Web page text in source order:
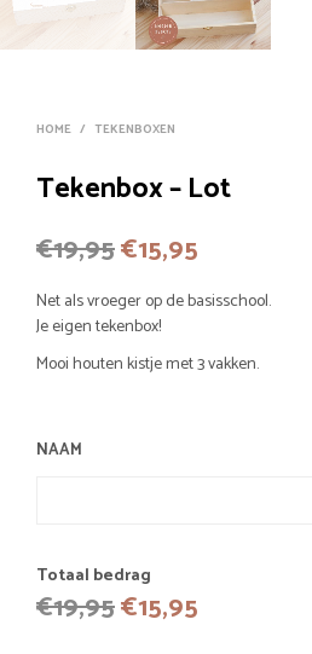
HOME / TEKENBOXEN
Tekenbox – Lot
€19,95Oorspronkelijke
prijs
was:
€19,95.
€15,95
prijs
€15,95.
Net als vroeger op de basisschool.
Je eigen tekenbox!
Mooi houten kistje met 3 vakken.
NAAM
Totaal bedrag
€19,95Oorspronkelijke
€15,95